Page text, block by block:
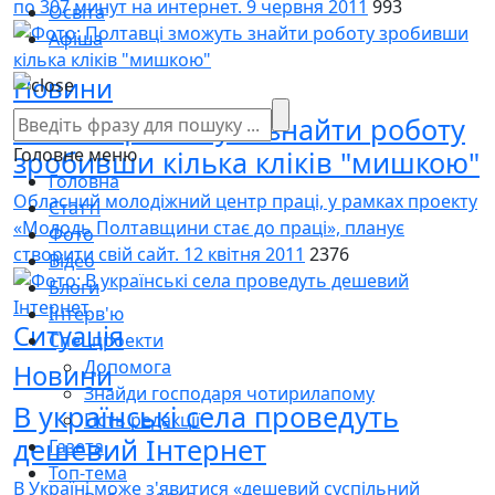
Освіта
Афіша
Головне меню
Головна
Статті
Фото
Відео
Блоги
Інтерв'ю
Спецпроекти
Допомога
Знайди господаря чотирилапому
Гість редакції
Газета
Топ-тема
по 307 минут на интернет. 9 червня 2011 993
Новини
Полтавці зможуть знайти роботу
зробивши кілька кліків "мишкою"
Обласний молодіжний центр праці, у рамках проекту
«Молодь Полтавщини стає до праці», планує
створити свій сайт. 12 квітня 2011 2376
Ситуація
Новини
В українські села проведуть
дешевий Інтернет
В Україні може з'явитися «дешевий суспільний